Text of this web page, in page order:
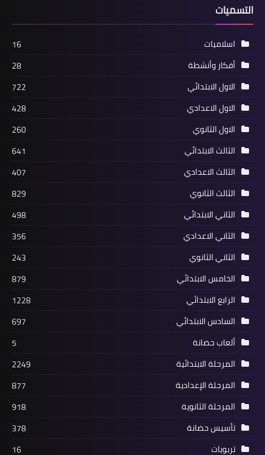
التسميات
اسلاميات
16
أفكار وأنشطة
28
الاول الابتدائي
722
الاول الاعدادي
428
الاول الثانوي
260
الثالث الابتدائي
641
الثالث الاعدادي
407
الثالث الثانوي
829
الثاني الابتدائي
498
الثاني الاعدادي
356
الثاني الثانوي
243
الخامس الابتدائي
879
الرابع الابتدائي
1228
السادس الابتدائي
697
ألعاب حضانة
5
المرحلة الابتدائية
2249
المرحلة الإعدادية
877
المرحلة الثانوية
918
تأسيس حضانة
378
تربويات
16